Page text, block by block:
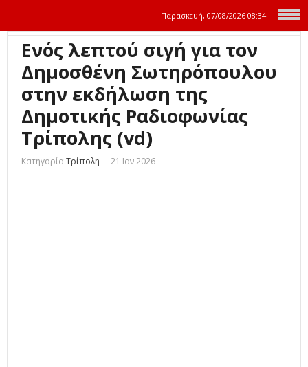
Παρασκευή, 07/08/2026 08:34
Ενός λεπτού σιγή για τον
Δημοσθένη Σωτηρόπουλου
στην εκδήλωση της
Δημοτικής Ραδιοφωνίας
Τρίπολης (vd)
ΚατηγορίαΤρίπολη 21 Ιαν 2026